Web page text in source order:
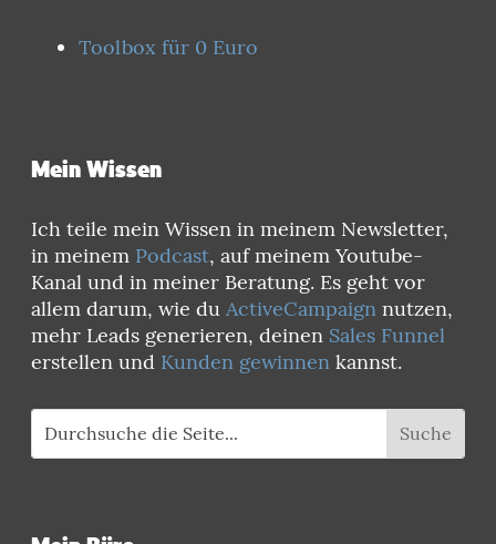
Toolbox für 0 Euro
Mein Wissen
Ich teile mein Wissen in meinem Newsletter,
in meinem Podcast, auf meinem Youtube-
Kanal und in meiner Beratung. Es geht vor
allem darum, wie du ActiveCampaign nutzen,
mehr Leads generieren, deinen Sales Funnel
erstellen und Kunden gewinnen kannst.